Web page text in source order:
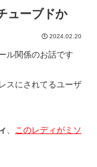
ューブドか
2024.02.20
ル関係のお話です
スにされてるユーザ
このレディがミソ